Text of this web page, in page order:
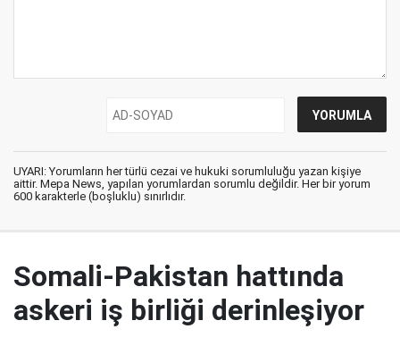
UYARI: Yorumların her türlü cezai ve hukuki sorumluluğu yazan kişiye
aittir. Mepa News, yapılan yorumlardan sorumlu değildir. Her bir yorum
600 karakterle (boşluklu) sınırlıdır.
Somali-Pakistan hattında
askeri iş birliği derinleşiyor